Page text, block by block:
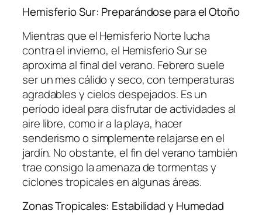
Hemisferio Sur: Preparándose para el Otoño
Mientras que el Hemisferio Norte lucha
contra el invierno, el Hemisferio Sur se
aproxima al final del verano. Febrero suele
ser un mes cálido y seco, con temperaturas
agradables y cielos despejados. Es un
período ideal para disfrutar de actividades al
aire libre, como ir a la playa, hacer
senderismo o simplemente relajarse en el
jardín. No obstante, el fin del verano también
trae consigo la amenaza de tormentas y
ciclones tropicales en algunas áreas.
Zonas Tropicales: Estabilidad y Humedad